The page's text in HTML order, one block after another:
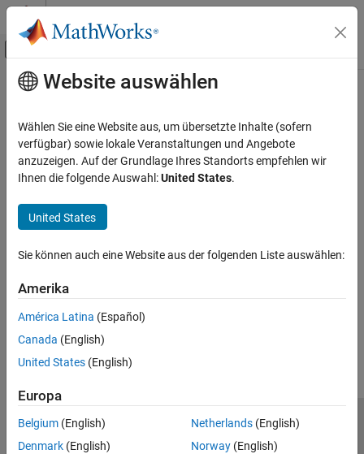
Weiter zum Inhalt
Umschaltung für Off-Canvas-
Startseite der Dokumentation
Hauptinhalt
How useful was this information?
Website auswählen
Wählen Sie eine Website aus, um übersetzte Inhalte (sofern
verfügbar) sowie lokale Veranstaltungen und Angebote
anzuzeigen. Auf der Grundlage Ihres Standorts empfehlen wir
Ihnen die folgende Auswahl:United States.
United States
Sie können auch eine Website aus der folgenden Liste auswählen:
Amerika
América Latina (Español)
Canada (English)
United States (English)
Europa
Belgium (English)
Denmark (English)
Netherlands(English)
Norway(English)
Trust Center
Datenschutz-Richtlinien
Datendiebstahl verhindern
Status von Anwendungen